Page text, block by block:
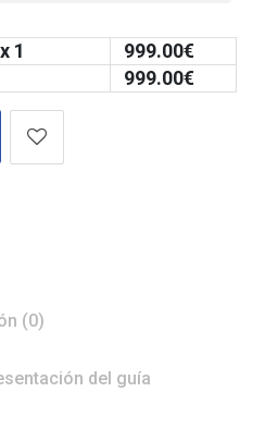
1 999.00€
999.00€
(0)
del guía